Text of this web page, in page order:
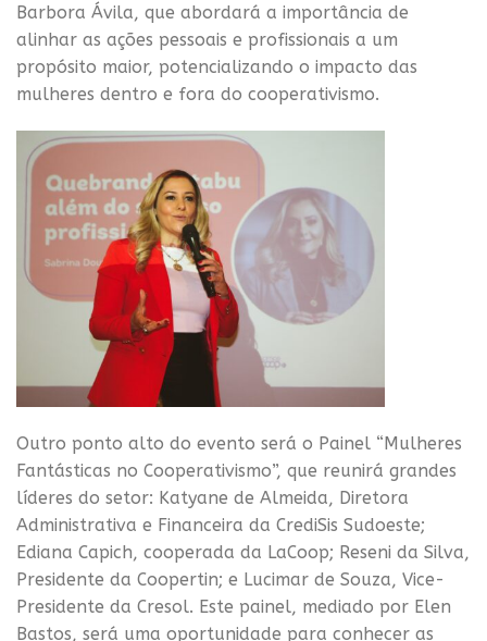
Barbora Ávila, que abordará a importância de
alinhar as ações pessoais e profissionais a um
propósito maior, potencializando o impacto das
mulheres dentro e fora do cooperativismo.
Outro ponto alto do evento será o Painel “Mulheres
Fantásticas no Cooperativismo”, que reunirá grandes
líderes do setor: Katyane de Almeida, Diretora
Administrativa e Financeira da CrediSis Sudoeste;
Ediana Capich, cooperada da LaCoop; Reseni da Silva,
Presidente da Coopertin; e Lucimar de Souza, Vice-
Presidente da Cresol. Este painel, mediado por Elen
Bastos, será uma oportunidade para conhecer as